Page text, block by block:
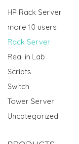
HP Rack Server
more 10 users
Rack Server
Real in Lab
Scripts
Switch
Tower Server
Uncategorized